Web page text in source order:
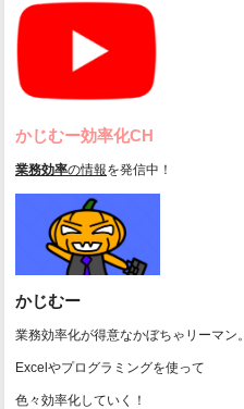
かじむー効率化CH
業務効率の情報を発信中！
かじむー
業務効率化が得意なかぼちゃリーマン。
Excelやプログラミングを使って
色々効率化していく！